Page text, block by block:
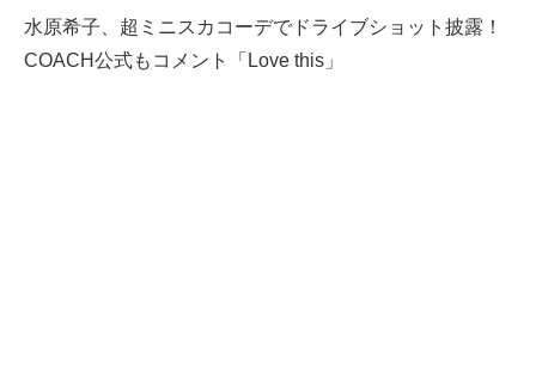
水原希子、超ミニスカコーデでドライブショット披露！
COACH公式もコメント「Love this」